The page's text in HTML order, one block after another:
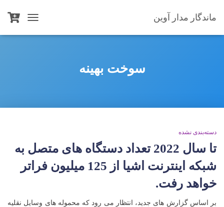
ماندگار مدار آوین
TOGGLE
NAVIGATION
سوخت بهینه
دسته‌بندی نشده
تا سال 2022 تعداد دستگاه های متصل به
شبکه اینترنت اشیا از 125 میلیون فراتر
خواهد رفت.
بر اساس گزارش های جدید، انتظار می رود که محموله های وسایل نقلیه